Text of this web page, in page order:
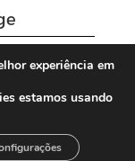
experiência em
estamos usando